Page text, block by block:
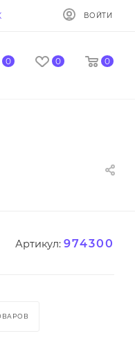
ВОЙТИ
0 0 0
Артикул: 974300